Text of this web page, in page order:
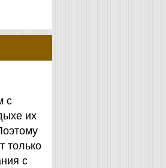
с
их
только
с